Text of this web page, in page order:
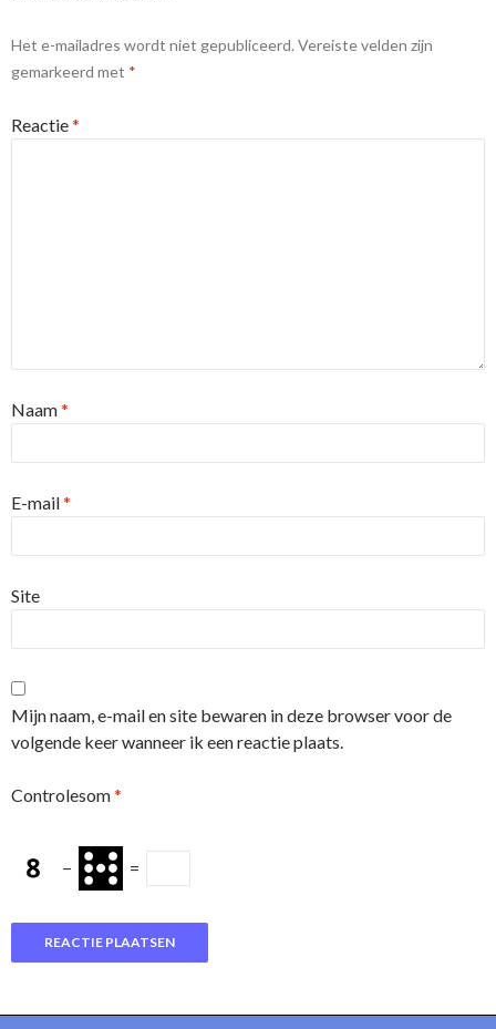
Het e-mailadres wordt niet gepubliceerd. Vereiste velden zijn
gemarkeerd met *
Reactie*
Naam*
E-mail*
Site
Mijn naam, e-mail en site bewaren in deze browser voor de
volgende keer wanneer ik een reactie plaats.
Controlesom*
− =